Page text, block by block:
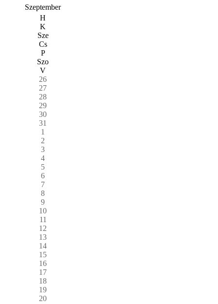
Szeptember
H
K
Sze
Cs
P
Szo
V
26
27
28
29
30
31
1
2
3
4
5
6
7
8
9
10
11
12
13
14
15
16
17
18
19
20